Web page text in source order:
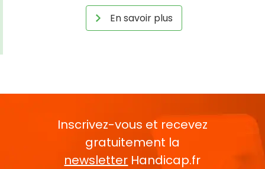
En savoir plus
Inscrivez-vous et recevez
gratuitement la
newsletter Handicap.fr